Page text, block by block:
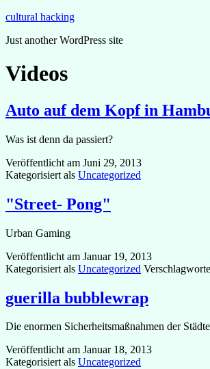
Zum
springen
cultural hacking
Just another WordPress site
Videos
Auto auf dem Kopf in
Was ist denn da passiert?
Veröffentlicht am Juni 29, 2013
Kategorisiert als Uncategorized
"Street- Pong"
Urban Gaming
Veröffentlicht am Januar 19, 2013
Kategorisiert als Uncategorized
guerilla bubblewrap
Die enormen Sicherheitsmaßnahmen der
Veröffentlicht am Januar 18, 2013
Kategorisiert als Uncategorized